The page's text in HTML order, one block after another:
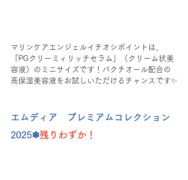
マリンケアエンジェルイチオシポイントは、
「PGクリーミィリッチセラム」（クリーム状美
容液）のミニサイズです！バクチオール配合の
高保湿美容液をお試しいただけるチャンスです✨️
エムディア　プレミアムコレクション
2025❄残りわずか！